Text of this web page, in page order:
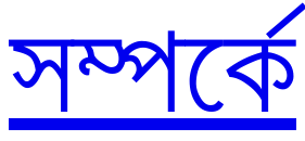
সম্পর্কে